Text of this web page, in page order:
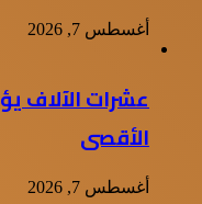
أغسطس 7, 2026
عشرات الآلاف
الأقصى
أغسطس 7, 2026